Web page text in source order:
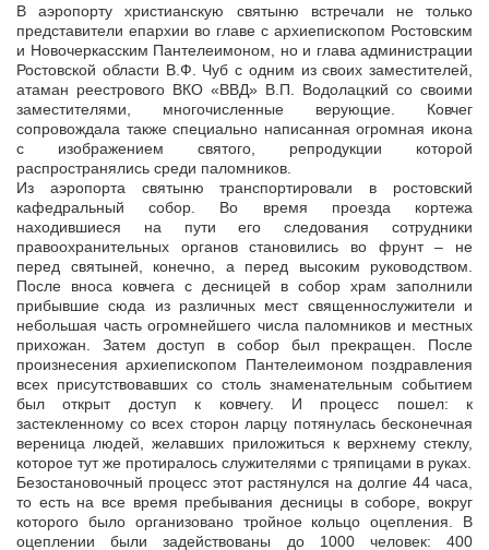
В аэропорту христианскую святыню встречали не только
представители епархии во главе с архиепископом Ростовским
и Новочеркасским Пантелеимоном, но и глава администрации
Ростовской области В.Ф. Чуб с одним из своих заместителей,
атаман реестрового ВКО «ВВД» В.П. Водолацкий со своими
заместителями, многочисленные верующие. Ковчег
сопровождала также специально написанная огромная икона
с изображением святого, репродукции которой
распространялись среди паломников.
Из аэропорта святыню транспортировали в ростовский
кафедральный собор. Во время проезда кортежа
находившиеся на пути его следования сотрудники
правоохранительных органов становились во фрунт – не
перед святыней, конечно, а перед высоким руководством.
После вноса ковчега с десницей в собор храм заполнили
прибывшие сюда из различных мест священнослужители и
небольшая часть огромнейшего числа паломников и местных
прихожан. Затем доступ в собор был прекращен. После
произнесения архиепископом Пантелеимоном поздравления
всех присутствовавших со столь знаменательным событием
был открыт доступ к ковчегу. И процесс пошел: к
застекленному со всех сторон ларцу потянулась бесконечная
вереница людей, желавших приложиться к верхнему стеклу,
которое тут же протиралось служителями с тряпицами в руках.
Безостановочный процесс этот растянулся на долгие 44 часа,
то есть на все время пребывания десницы в соборе, вокруг
которого было организовано тройное кольцо оцепления. В
оцеплении были задействованы до 1000 человек: 400